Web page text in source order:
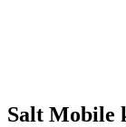
Salt Mobile